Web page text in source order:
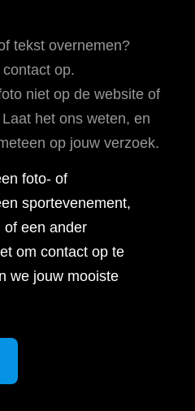
tekst overnemen?
op.
niet op de website of
het ons weten, en
op jouw verzoek.
foto- of
sportevenement,
of een ander
om contact op te
we jouw mooiste